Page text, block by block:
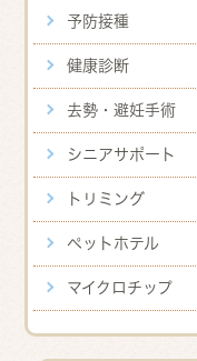
予防接種
健康診断
去勢・避妊手術
シニアサポート
トリミング
ペットホテル
マイクロチップ